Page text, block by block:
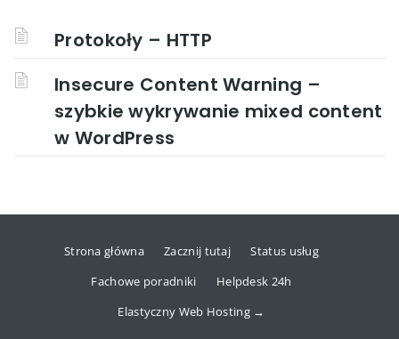
Protokoły – HTTP
Insecure Content Warning –
szybkie wykrywanie mixed content
w WordPress
Strona główna Zacznij tutaj
Status usług
Fachowe poradniki
Helpdesk 24h
Elastyczny Web Hosting →